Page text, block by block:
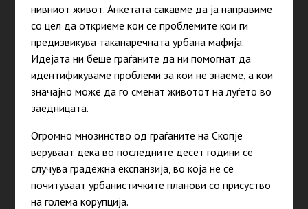
нивниот живот. Анкетата сакавме да ја направиме
со цел да откриеме кои се проблемите кои ги
предизвикува таканаречната урбана мафија.
Идејата ни беше граѓаните да ни помогнат да
идентификуваме проблеми за кои не знаеме, а кои
значајно може да го сменат животот на луѓето во
заедницата.
Огромно мнозинство од граѓаните на Скопје
веруваат дека во последните десет години се
случува градежна експанзија, во која не се
почитуваат урбанистичките планови со присуство
на голема корупција.